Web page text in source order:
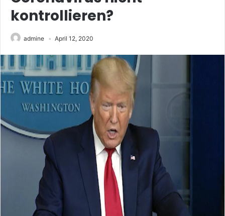
kontrollieren?
admine April 12, 2020